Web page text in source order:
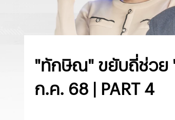
"ทักษิณ" ขยับถี่ช่วย
ก.ค. 68 | PART 4